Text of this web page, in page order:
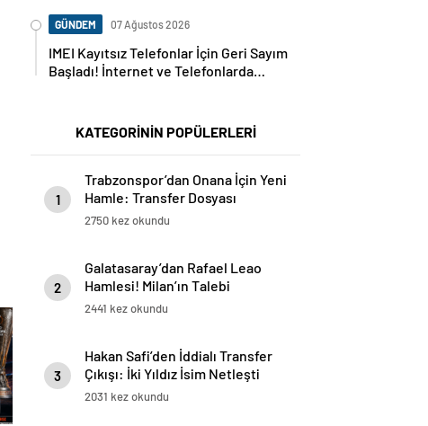
GÜNDEM 07 Ağustos 2026
IMEI Kayıtsız Telefonlar İçin Geri Sayım
Başladı! İnternet ve Telefonlarda
KATEGORİNİN POPÜLERLERİ
1
Trabzonspor’dan Onana İçin Yeni
Hamle: Transfer Dosyası
Yeniden Açıldı
2750 kez okundu
2
Galatasaray’dan Rafael Leao
Hamlesi! Milan’ın Talebi
Transferde Dengeleri Değiştirdi
2441 kez okundu
3
Hakan Safi’den İddialı Transfer
Çıkışı: İki Yıldız İsim Netleşti
2031 kez okundu